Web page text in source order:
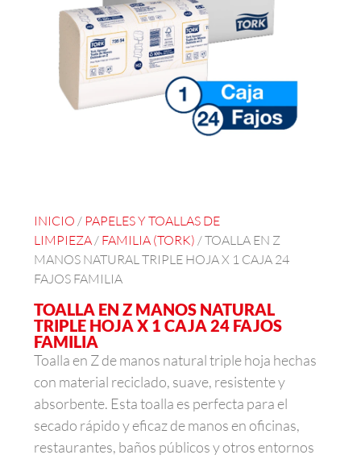
INICIO / PAPELES Y TOALLAS DE
LIMPIEZA/ FAMILIA (TORK) / TOALLA EN Z
MANOS NATURAL TRIPLE HOJA X 1 CAJA 24
FAJOS FAMILIA
TOALLA EN Z MANOS NATURAL
TRIPLE HOJA X 1 CAJA 24 FAJOS
FAMILIA
Toalla en Z de manos natural triple hoja hechas
con material reciclado, suave, resistente y
absorbente. Esta toalla es perfecta para el
secado rápido y eficaz de manos en oficinas,
restaurantes, baños públicos y otros entornos